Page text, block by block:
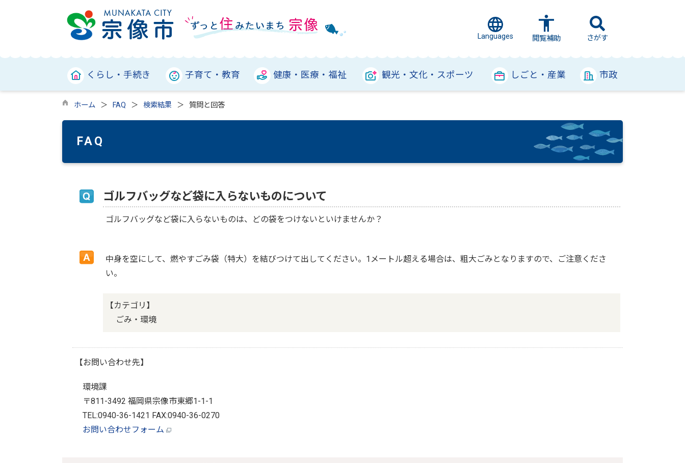
Languages 閲覧補助 さがす
くらし・手続き 子育て・教育 健康・医療・福祉 観光・文化・スポーツ しごと・産業 市政
ホーム FAQ 検索結果 質問と回答
FAQ
ゴルフバッグなど袋に入らないものについて
ゴルフバッグなど袋に入らないものは、どの袋をつけないといけませんか？
中身を空にして、燃やすごみ袋（特大）を結びつけて出してください。1メートル超える場合は、粗大ごみとなりますので、ご注意くださ
い。
【カテゴリ】
ごみ・環境
【お問い合わせ先】
環境課
〒811-3492 福岡県宗像市東郷1-1-1
TEL:0940-36-1421 FAX:0940-36-0270
お問い合わせフォーム